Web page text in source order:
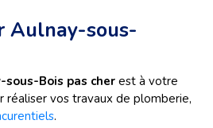
Aulnay-sous-
Bois pas cher est à votre
réaliser vos travaux de plomberie,
.